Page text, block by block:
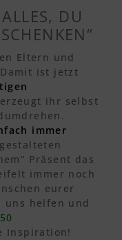
DU
Eltern und
ist jetzt
ihr selbst
immer
Präsent das
immer noch
eurer
uns helfen und
Inspiration!